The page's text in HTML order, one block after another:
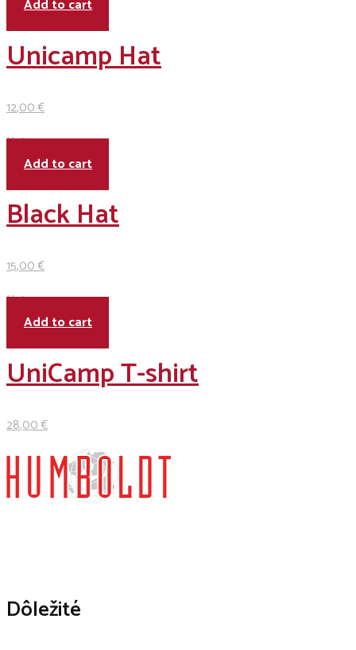
Add to cart
Unicamp Hat
12,00€
Hot
Add to cart
Black Hat
15,00€
Hot
Add to cart
UniCamp T-shirt
28,00€
Dôležité